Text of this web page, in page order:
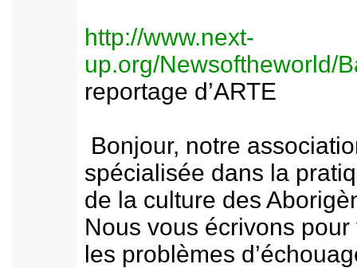
http://www.next-
up.org/Newsoftheworld/
reportage d’ARTE
Bonjour, notre
spécialisée dans la
de la culture des
Nous vous écrivons
les problèmes